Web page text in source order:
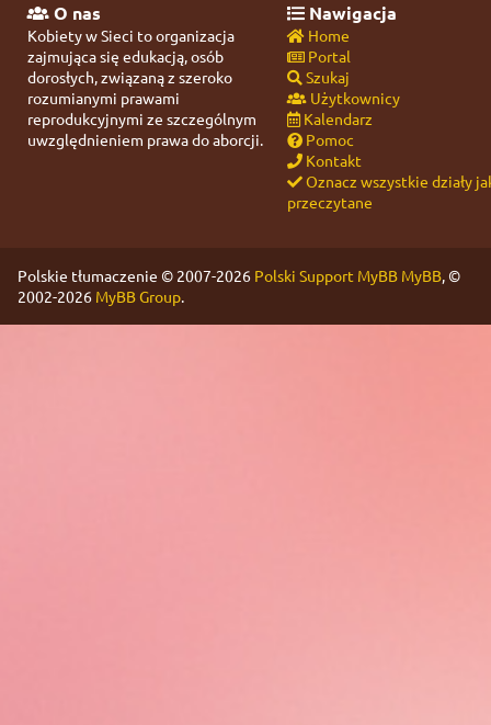
O nas
Kobiety w Sieci to organizacja
zajmująca się edukacją, osób
dorosłych, związaną z szeroko
rozumianymi prawami
reprodukcyjnymi ze szczególnym
uwzględnieniem prawa do aborcji.
Nawigacja
Home
Portal
Szukaj
Użytkownicy
Kalendarz
Pomoc
Kontakt
Oznacz wszystkie działy
przeczytane
Polskie tłumaczenie © 2007-2026 Polski Support MyBB MyBB, ©
2002-2026 MyBB Group.